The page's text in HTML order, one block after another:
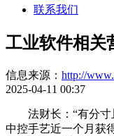
联系我们
工业软件相关
信息来源： http://
2025-04-11 00:37
法财长：“有分寸
中控手艺近一个月获